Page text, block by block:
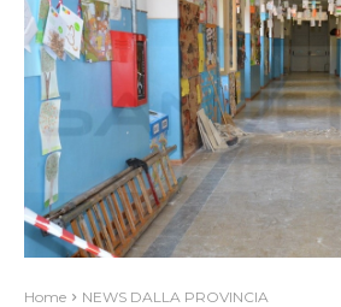
Home NEWS DALLA PROVINCIA